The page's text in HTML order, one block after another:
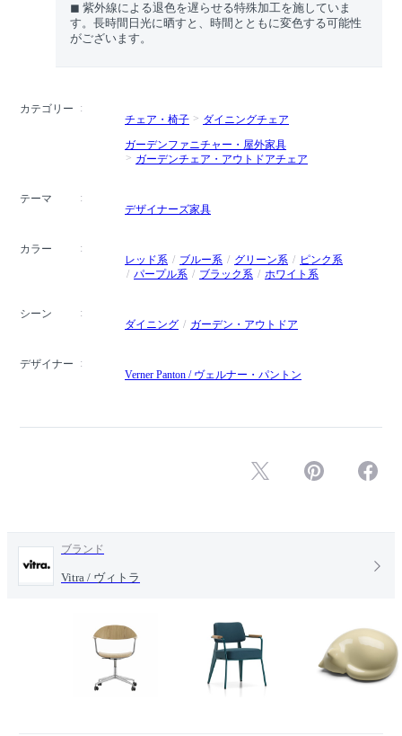
◼︎ 紫外線による退色を遅らせる特殊加工を施していま
す。長時間日光に晒すと、時間とともに変色する可能性
がございます。
カテゴリー
チェア・椅子
ダイニングチェア
ガーデンファニチャー・屋外家具
ガーデンチェア・アウトドアチェア
テーマ
デザイナーズ家具
カラー
レッド系
ブルー系 グリーン系
ピンク系
パープル系
ブラック系 ホワイト系
シーン
ダイニング
ガーデン・アウトドア
デザイナー
Verner Panton / ヴェルナー・パントン
ブランド
Vitra / ヴィトラ